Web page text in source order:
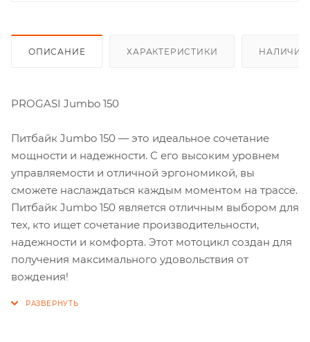
ОПИСАНИЕ ХАРАКТЕРИСТИКИ НАЛИЧИЕ
PROGASI Jumbo 150
Питбайк Jumbo 150 — это идеальное сочетание
мощности и надежности. С его высоким уровнем
управляемости и отличной эргономикой, вы
сможете наслаждаться каждым моментом на трассе.
Питбайк Jumbo 150 является отличным выбором для
тех, кто ищет сочетание производительности,
надежности и комфорта. Этот мотоцикл создан для
получения максимального удовольствия от
вождения!